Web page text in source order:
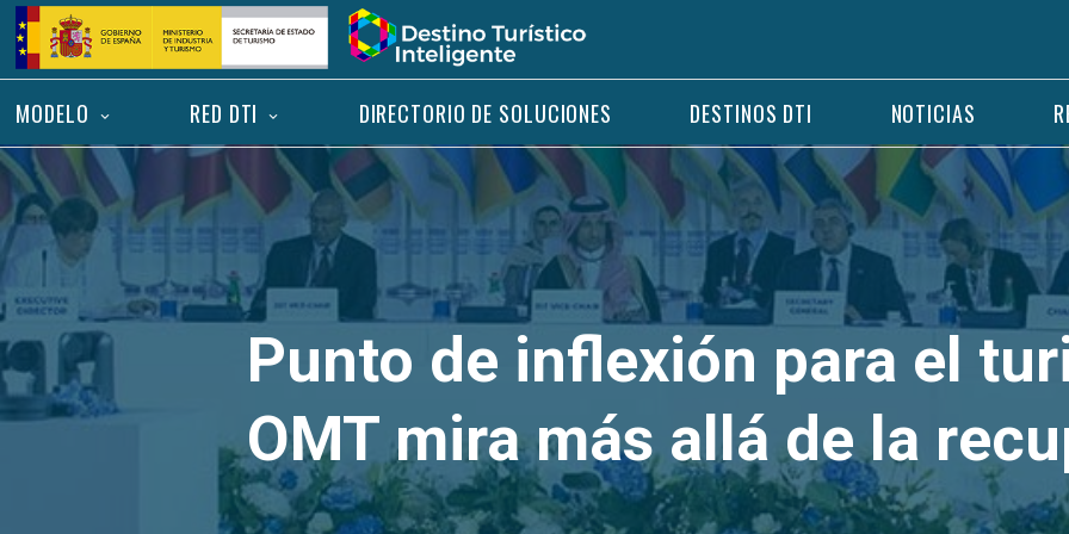
Saltar
contenido
Inicio
MODELO RED DTI DIRECTORIO DE SOLUCIONES DESTINOS DTI NOTICIAS
Punto de inflexión para el
OMT mira más allá de la